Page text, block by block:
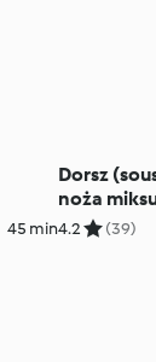
45 min
Dorsz
noża
burakiem
4.2 (39)